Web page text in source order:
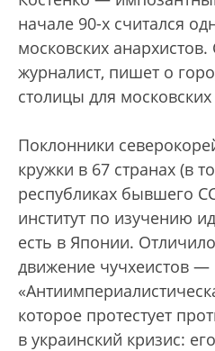
начале 90-х считался
московских
журналист, пишет о
столицы для
Поклонники
кружки в 67 странах (в
республиках бывшего
институт по изучению
есть в Японии.
движение чучхеистов —
которое протестует
в украинский кризис: